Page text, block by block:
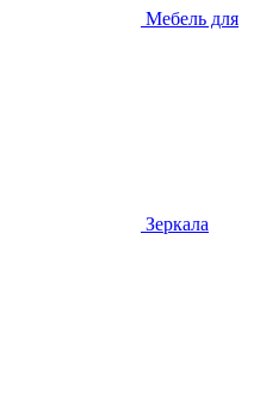
Мебель для
Зеркала